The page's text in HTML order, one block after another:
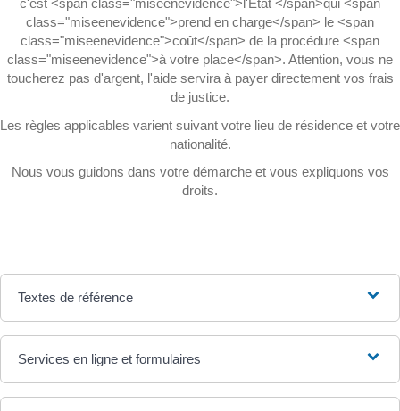
c'est <span class="miseenevidence">l'État </span>qui <span
class="miseenevidence">prend en charge</span> le <span
class="miseenevidence">coût</span> de la procédure <span
class="miseenevidence">à votre place</span>. Attention, vous ne
toucherez pas d'argent, l'aide servira à payer directement vos frais
de justice.
Les règles applicables varient suivant votre lieu de résidence et votre
nationalité.
Nous vous guidons dans votre démarche et vous expliquons vos
droits.
Textes de référence
Services en ligne et formulaires